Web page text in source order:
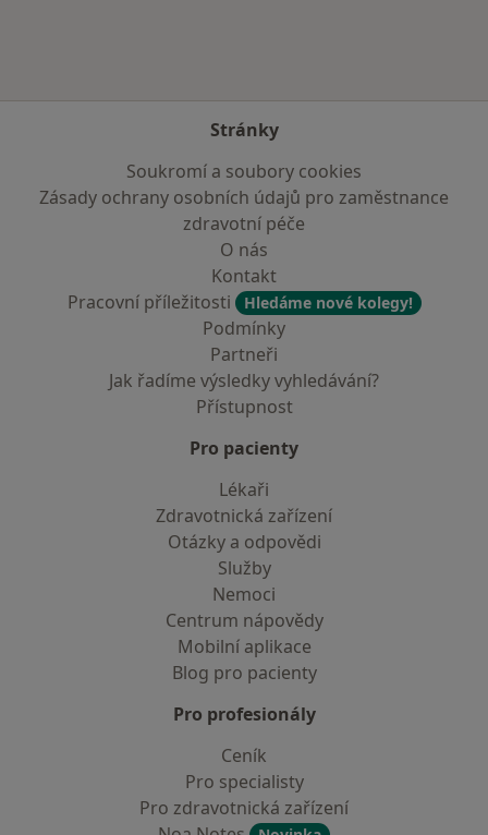
Stránky
Soukromí a soubory cookies
Zásady ochrany osobních údajů pro zaměstnance
zdravotní péče
O nás
Kontakt
Pracovní příležitosti
Hledáme nové kolegy!
Podmínky
Partneři
Jak řadíme výsledky vyhledávání?
Přístupnost
Pro pacienty
Lékaři
Zdravotnická zařízení
Otázky a odpovědi
Služby
Nemoci
Centrum nápovědy
Mobilní aplikace
Blog pro pacienty
Pro profesionály
Ceník
Pro specialisty
Pro zdravotnická zařízení